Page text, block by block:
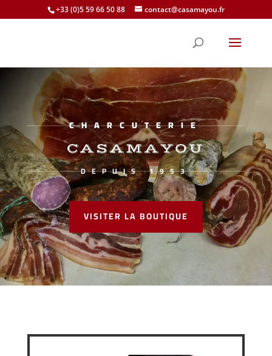
+33 (0)5 59 66 50 88 contact@casamayou.fr
CHARCUTERIE
CASAMAYOU
DEPUIS 1953
VISITER LA BOUTIQUE